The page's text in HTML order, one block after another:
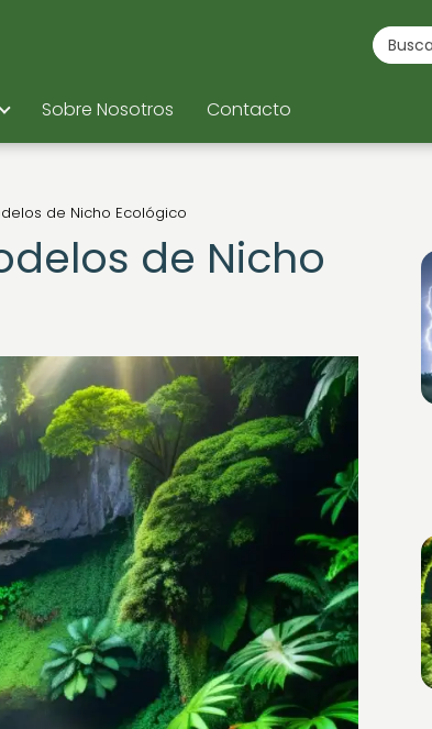
Sobre Nosotros Contacto
de Nicho Ecológico
de Nicho